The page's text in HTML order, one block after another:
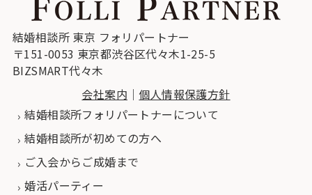
結婚相談所 東京 フォリパートナー
〒151-0053 東京都渋谷区代々木1-25-5
BIZSMART代々木
会社案内 ｜ 個人情報保護方針
結婚相談所フォリパートナーについて
結婚相談所が初めての方へ
ご入会からご成婚まで
婚活パーティー